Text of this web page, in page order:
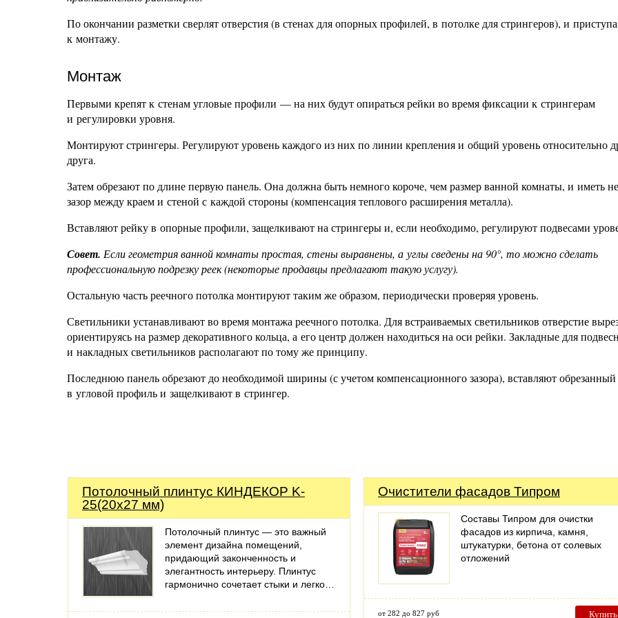
По окончании разметки сверлят отверстия (в стенах для опорных профилей, в потолке для стрингеров), и
к монтажу.
Монтаж
Первыми крепят к стенам угловые профили — на них будут опираться рейки во время фиксации к стрингерам
и регулировки уровня.
Монтируют стрингеры. Регулируют уровень каждого из них по линии крепления и общий уровень относительно
друга.
Затем обрезают по длине первую панель. Она должна быть немного короче, чем размер ванной комнаты, и иметь
зазор между краем и стеной с каждой стороны (компенсация теплового расширения металла).
Вставляют рейку в опорные профили, защелкивают на стрингеры и, если необходимо, регулируют подвесами
Совет. Если геометрия ванной комнаты простая, стены выравнены, а углы сведены на 90°, то можно сделать
профессиональную подрезку реек (некоторые продавцы предлагают такую услугу).
Остальную часть реечного потолка монтируют таким же образом, периодически проверяя уровень.
Светильники устанавливают во время монтажа реечного потолка. Для встраиваемых светильников отверстие
ориентируясь на размер декоративного кольца, а его центр должен находиться на оси рейки. Закладные для
и накладных светильников располагают по тому же принципу.
Последнюю панель обрезают до необходимой ширины (с учетом компенсационного зазора), вставляют обрезанный
в угловой профиль и защелкивают в стрингер.
Потолочный плинтус КИНДЕКОР K-
25(20х27 мм)
Потолочный плинтус — это важный
элемент дизайна помещений,
придающий законченность и
элегантность интерьеру. Плинтус
гармонично сочетает стыки и легко…
Очистители фасадов Типром
Составы Типром для очистки
фасадов из кирпича, камня,
штукатурки, бетона от солевых
отложений
от 282 до 827 руб Купить